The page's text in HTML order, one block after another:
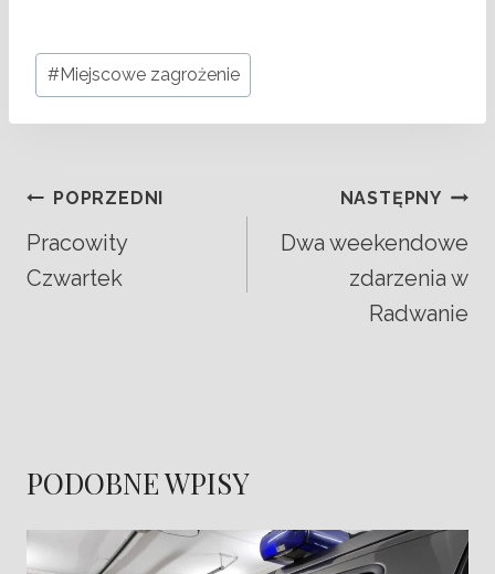
#Miejscowe zagrożenie
POPRZEDNI
Pracowity
Czwartek
NASTĘPNY
Dwa weekendowe
zdarzenia w
Radwanie
PODOBNE WPISY